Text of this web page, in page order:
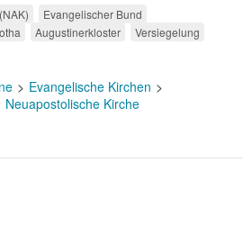
Evangelischer Bund
Augustinerkloster
Versiegelung
Evangelische Kirchen
Neuapostolische Kirche